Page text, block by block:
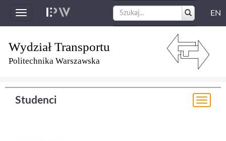
Toggle
navigation
EN
Wydział Transportu
Politechnika Warszawska
Studenci